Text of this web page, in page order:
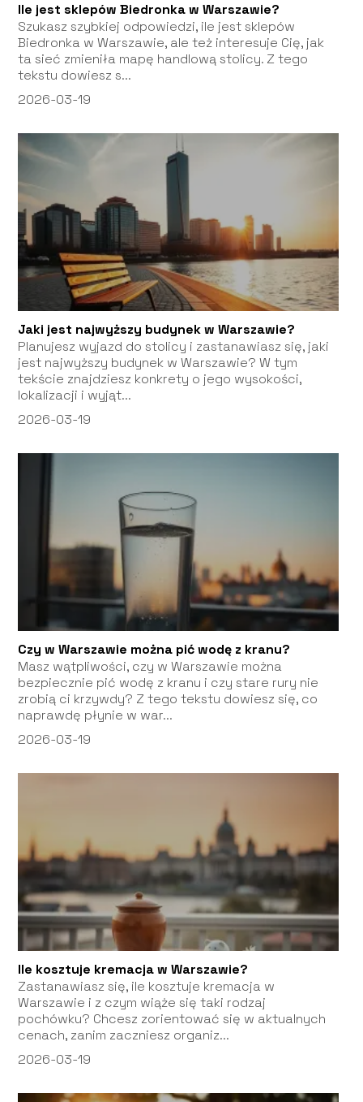
Ile jest sklepów Biedronka w Warszawie?
Szukasz szybkiej odpowiedzi, ile jest sklepów
Biedronka w Warszawie, ale też interesuje Cię, jak
ta sieć zmieniła mapę handlową stolicy. Z tego
tekstu dowiesz s...
2026-03-19
Jaki jest najwyższy budynek w Warszawie?
Planujesz wyjazd do stolicy i zastanawiasz się, jaki
jest najwyższy budynek w Warszawie? W tym
tekście znajdziesz konkrety o jego wysokości,
lokalizacji i wyjąt...
2026-03-19
Czy w Warszawie można pić wodę z kranu?
Masz wątpliwości, czy w Warszawie można
bezpiecznie pić wodę z kranu i czy stare rury nie
zrobią ci krzywdy? Z tego tekstu dowiesz się, co
naprawdę płynie w war...
2026-03-19
Ile kosztuje kremacja w Warszawie?
Zastanawiasz się, ile kosztuje kremacja w
Warszawie i z czym wiąże się taki rodzaj
pochówku? Chcesz zorientować się w aktualnych
cenach, zanim zaczniesz organiz...
2026-03-19